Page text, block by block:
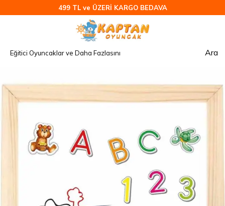
499 TL ve ÜZERİ KARGO BEDAVA
Ara